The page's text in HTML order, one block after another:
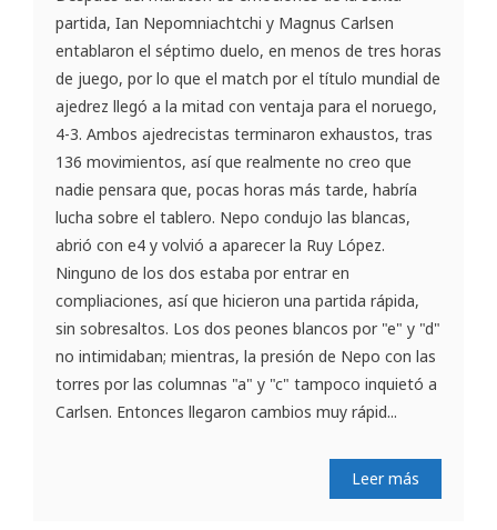
partida, Ian Nepomniachtchi y Magnus Carlsen
entablaron el séptimo duelo, en menos de tres horas
de juego, por lo que el match por el título mundial de
ajedrez llegó a la mitad con ventaja para el noruego,
4-3. Ambos ajedrecistas terminaron exhaustos, tras
136 movimientos, así que realmente no creo que
nadie pensara que, pocas horas más tarde, habría
lucha sobre el tablero. Nepo condujo las blancas,
abrió con e4 y volvió a aparecer la Ruy López.
Ninguno de los dos estaba por entrar en
compliaciones, así que hicieron una partida rápida,
sin sobresaltos. Los dos peones blancos por "e" y "d"
no intimidaban; mientras, la presión de Nepo con las
torres por las columnas "a" y "c" tampoco inquietó a
Carlsen. Entonces llegaron cambios muy rápid...
Leer más